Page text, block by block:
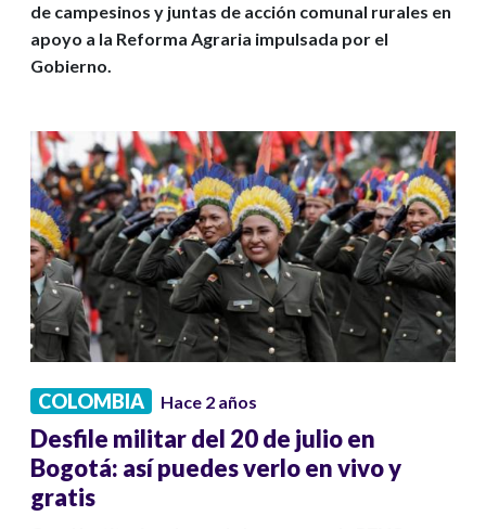
de campesinos y juntas de acción comunal rurales en
apoyo a la Reforma Agraria impulsada por el
Gobierno.
COLOMBIA Hace 2 años
Desfile militar del 20 de julio en
Bogotá: así puedes verlo en vivo y
gratis